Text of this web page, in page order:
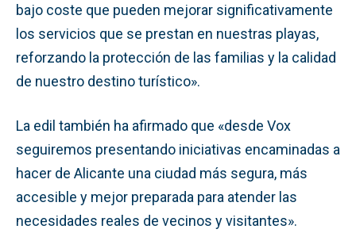
bajo coste que pueden mejorar significativamente
los servicios que se prestan en nuestras playas,
reforzando la protección de las familias y la calidad
de nuestro destino turístico».
La edil también ha afirmado que «desde Vox
seguiremos presentando iniciativas encaminadas a
hacer de Alicante una ciudad más segura, más
accesible y mejor preparada para atender las
necesidades reales de vecinos y visitantes».